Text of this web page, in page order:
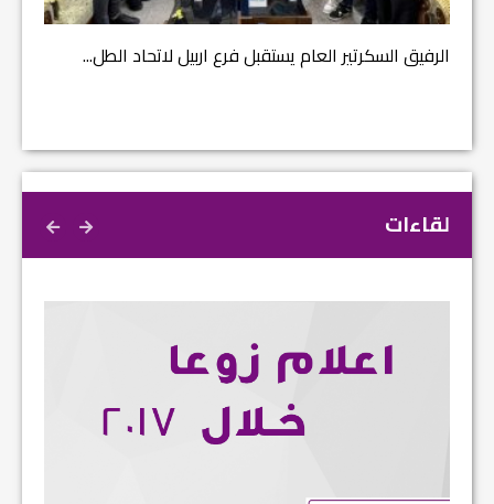
الرفيق السكرتير العام يستقبل فرع اربيل لاتحاد الطل...
لقاءات